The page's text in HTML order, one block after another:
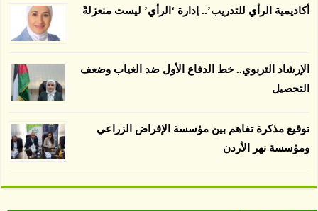
أكاديمية الرأي للتدريب’.. إدارة ‘الرأي’ ليست منعزلةً
الإرشاد التربوي.. خط الدفاع الأول ضد الغياب وضعف
التحصيل
توقيع مذكرة تفاهم بين مؤسسة الإقراض الزراعي
ومؤسسة نهر الأردن